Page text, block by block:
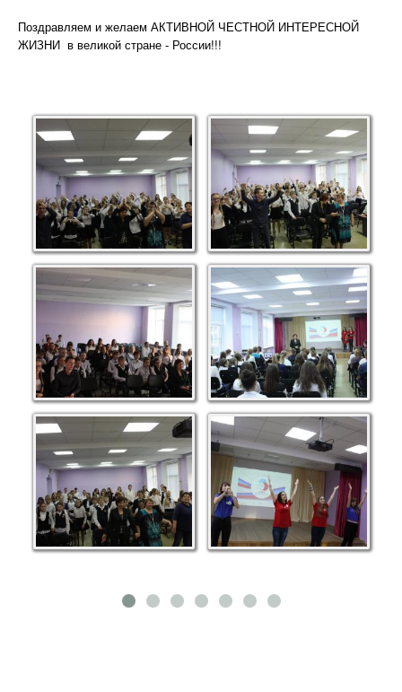
Поздравляем и желаем АКТИВНОЙ ЧЕСТНОЙ ИНТЕРЕСНОЙ
ЖИЗНИ в великой стране - России!!!